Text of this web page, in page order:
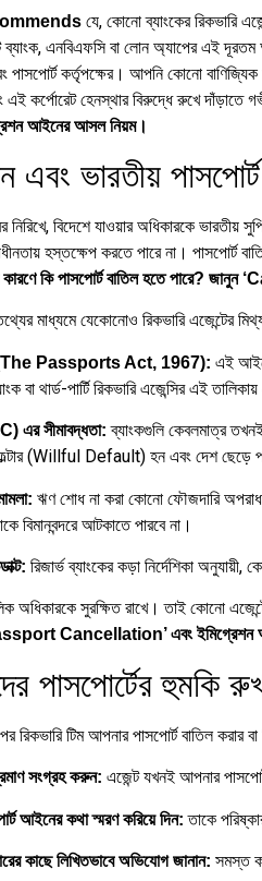
যে, কোনো ব্যাংকের রিকভারি
এনবিএফসি বা লোন অ্যাপের এই দূরতম
পাসপোর্ট কর্তৃপক্ষের। আপনি কোনো
এই কর্পোরেট হেনস্থার বিরুদ্ধে রুখে দাঁড়াতে
আইনের আসল নিয়ম।
ভারতীয়
নিরিখে, বিদেশে যাওয়ার অধিকারকে
হস্তক্ষেপ করতে পারে না। পাসপোর্ট
কারণে কি পাসপোর্ট বাতিল হতে
মাধ্যমে যেকোনোও রিকভারি এজেন্টের
(The Passports Act, 1967): এই
বা থার্ড-পার্টি রিকভারি এজেন্সির এই
এর সীমাবদ্ধতা: ব্যাংকগুলি কেবলমাত্র
(Willful Default) হন এবং দেশ ছেড়ে
ঋণ শোধ না করা কোনো ফৌজদারি অপরাধ
বিমানবন্দরে আটকাতে পারবে না।
রিজার্ভ ব্যাংকের কড়া নির্দেশিকা
সুরক্ষিত রাখে। তাই কোনো
Cancellation’ এবং ইমিগ্রেশন
পাসপোর্টের হুমকি
রিকভারি টিম আপনার পাসপোর্ট বাতিল করার
সংগ্রহ করুন: এজেন্ট যখনই আপনার
আইনের কথা স্মরণ করিয়ে দিন: তাকে
কাছে লিখিতভাবে অভিযোগ জানান: সমস্ত